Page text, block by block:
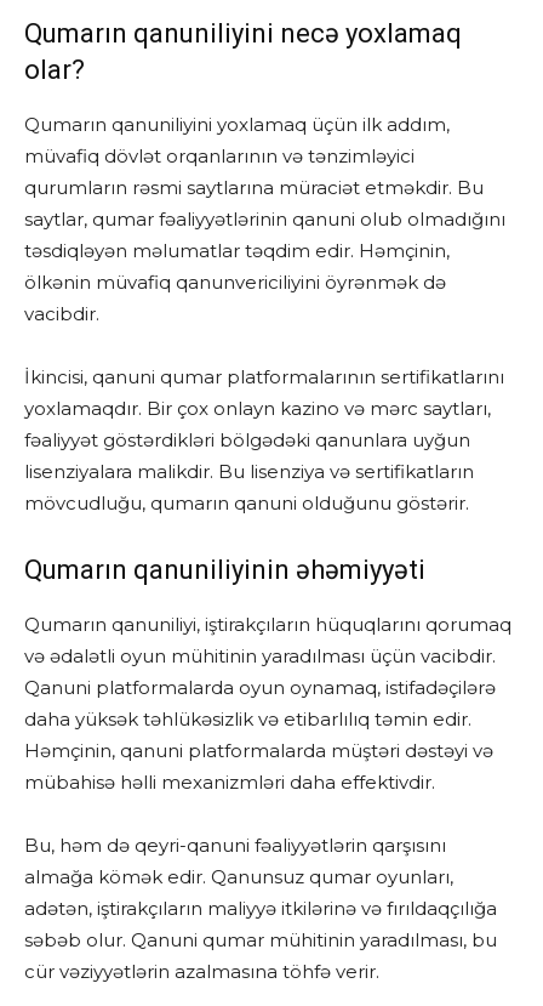
Qumarın qanuniliyini necə yoxlamaq
olar?
Qumarın qanuniliyini yoxlamaq üçün ilk addım,
müvafiq dövlət orqanlarının və tənzimləyici
qurumların rəsmi saytlarına müraciət etməkdir. Bu
saytlar, qumar fəaliyyətlərinin qanuni olub olmadığını
təsdiqləyən məlumatlar təqdim edir. Həmçinin,
ölkənin müvafiq qanunvericiliyini öyrənmək də
vacibdir.
İkincisi, qanuni qumar platformalarının sertifikatlarını
yoxlamaqdır. Bir çox onlayn kazino və mərc saytları,
fəaliyyət göstərdikləri bölgədəki qanunlara uyğun
lisenziyalara malikdir. Bu lisenziya və sertifikatların
mövcudluğu, qumarın qanuni olduğunu göstərir.
Qumarın qanuniliyinin əhəmiyyəti
Qumarın qanuniliyi, iştirakçıların hüquqlarını qorumaq
və ədalətli oyun mühitinin yaradılması üçün vacibdir.
Qanuni platformalarda oyun oynamaq, istifadəçilərə
daha yüksək təhlükəsizlik və etibarlılıq təmin edir.
Həmçinin, qanuni platformalarda müştəri dəstəyi və
mübahisə həlli mexanizmləri daha effektivdir.
Bu, həm də qeyri-qanuni fəaliyyətlərin qarşısını
almağa kömək edir. Qanunsuz qumar oyunları,
adətən, iştirakçıların maliyyə itkilərinə və fırıldaqçılığa
səbəb olur. Qanuni qumar mühitinin yaradılması, bu
cür vəziyyətlərin azalmasına töhfə verir.